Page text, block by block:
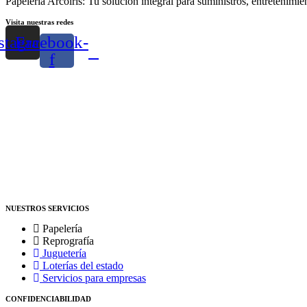
Visita nuestras redes
Facebook-
f
NUESTROS SERVICIOS
Papelería
Reprografía
Juguetería
Loterías del estado
Servicios para empresas
CONFIDENCIABILIDAD